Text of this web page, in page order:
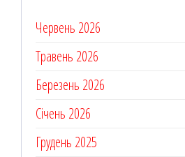
Червень 2026
Травень 2026
Березень 2026
Січень 2026
Грудень 2025